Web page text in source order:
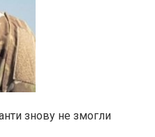
знову не змогли